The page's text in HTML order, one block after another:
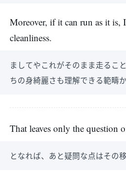
Moreover, if it can run as it is,
cleanliness.
ましてやこれがそのまま走るこ
ちの身綺麗さも理解できる範疇か
That leaves only the question
となれば、あと疑問な点はその